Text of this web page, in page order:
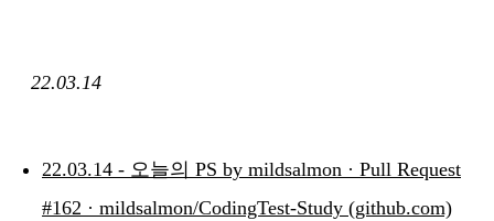
22.03.14
22.03.14 - 오늘의 PS by mildsalmon · Pull Request
#162 · mildsalmon/CodingTest-Study (github.com)